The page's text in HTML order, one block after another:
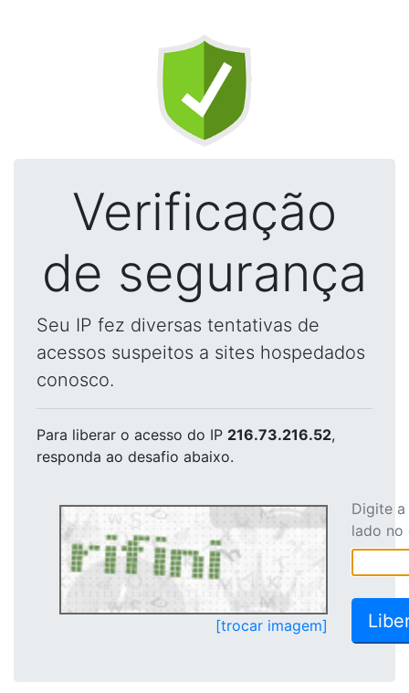
Verificação
de segurança
Seu IP fez diversas tentativas de
acessos suspeitos a sites hospedados
conosco.
Para liberar o acesso do IP 216.73.216.52,
responda ao desafio abaixo.
[trocar imagem]
Digite
lado no